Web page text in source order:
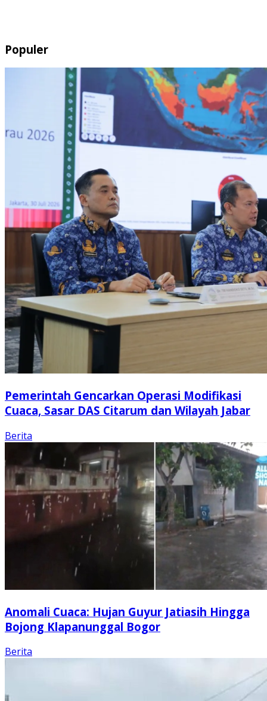
Populer
Pemerintah Gencarkan Operasi Modifikasi
Cuaca, Sasar DAS Citarum dan Wilayah Jabar
Berita
Anomali Cuaca: Hujan Guyur Jatiasih Hingga
Bojong Klapanunggal Bogor
Berita